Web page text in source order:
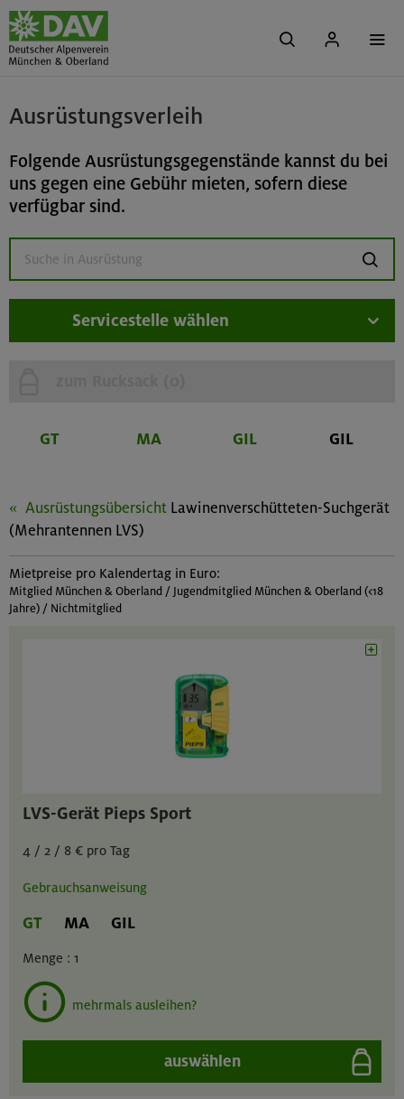
Ausrüstungsverleih
Folgende Ausrüstungsgegenstände kannst du bei
uns gegen eine Gebühr mieten, sofern diese
verfügbar sind.
suchen
Servicestelle wählen
GT MA GIL GIL
Ausrüstungsübersicht Lawinenverschütteten-Suchgerät
(Mehrantennen LVS)
Mietpreise pro Kalendertag in Euro:
Mitglied München & Oberland / Jugendmitglied München & Oberland (<18
Jahre) / Nichtmitglied
LVS-Gerät Pieps Sport
4 / 2 / 8 € pro Tag
Gebrauchsanweisung
GT MA GIL
Menge : 1
mehrmals ausleihen?
auswählen